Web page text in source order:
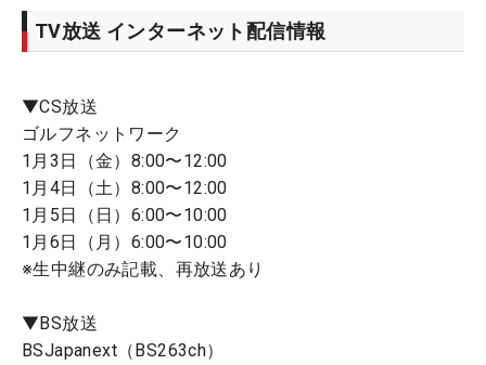
TV放送 インターネット配信情報
▼CS放送
ゴルフネットワーク
1月3日（金）8:00〜12:00
1月4日（土）8:00〜12:00
1月5日（日）6:00〜10:00
1月6日（月）6:00〜10:00
※生中継のみ記載、再放送あり
▼BS放送
BSJapanext（BS263ch）